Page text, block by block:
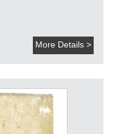
More Details >